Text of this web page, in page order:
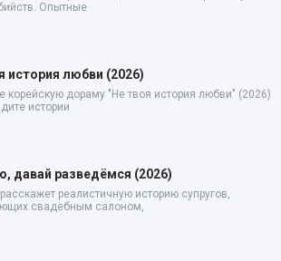
Опытные
история любви (2026)
корейскую дораму "Не твоя история любви" (2026)
истории
давай разведёмся (2026)
реалистичную историю супругов,
свадебным салоном,